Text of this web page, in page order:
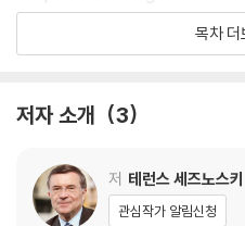
A Mind for Numbers and its
urse "Learning How to Learn"
discovered these learning
book for kids and teens, the
most of time spent studying.
76
Chapter 7 School Bags,
Chapter 9 Why Brain-Links Are
Chapter 10 Learning with
on, and Mow Terry Nearly
목차 더
저자 소개 3
저 테런스 세즈노스키
관심작가 알림신청